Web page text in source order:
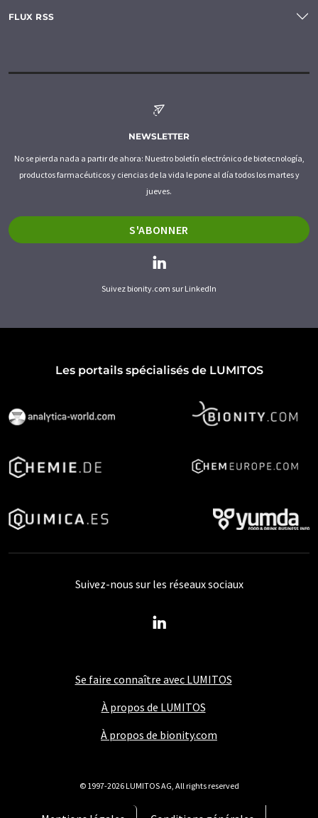
FLUX RSS
NEWSLETTER
No se pierda nada a partir de ahora: Nuestro boletín electrónico de biotecnología,
productos farmacéuticos y ciencias de la vida le pone al día todos los martes y
jueves.
S'ABONNER
Suivez bionity.com sur LinkedIn
Les portails spécialisés de LUMITOS
Se faire connaître avec LUMITOS
À propos de LUMITOS
À propos de bionity.com
Suivez-nous sur les réseaux sociaux
© 1997-2026 LUMITOS AG, All rights reserved